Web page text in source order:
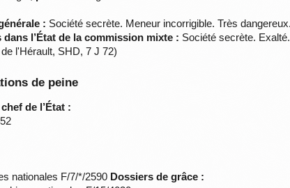
: Société secrète. Meneur incorrigible. Très dangereux.
l’État de la commission mixte : Société secrète.
l'Hérault, SHD, 7 J 72)
de peine
de l’État :
nationales F/7/*/2590 Dossiers de grâce :